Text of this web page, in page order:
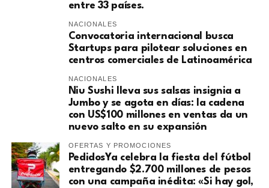
entre 33 países.
NACIONALES
Convocatoria internacional busca
Startups para pilotear soluciones en
centros comerciales de Latinoamérica
NACIONALES
Niu Sushi lleva sus salsas insignia a
Jumbo y se agota en días: la cadena
con US$100 millones en ventas da un
nuevo salto en su expansión
OFERTAS Y PROMOCIONES
PedidosYa celebra la fiesta del fútbol
entregando $2.700 millones de pesos
con una campaña inédita: «Si hay gol,